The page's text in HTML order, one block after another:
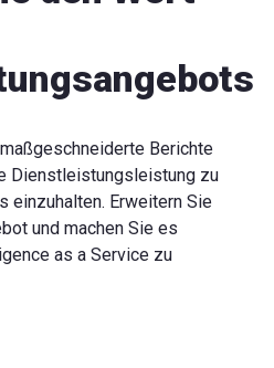
Berichte
Dienstleistungsleistung zu
einzuhalten. Erweitern Sie
und machen Sie es
as a Service zu